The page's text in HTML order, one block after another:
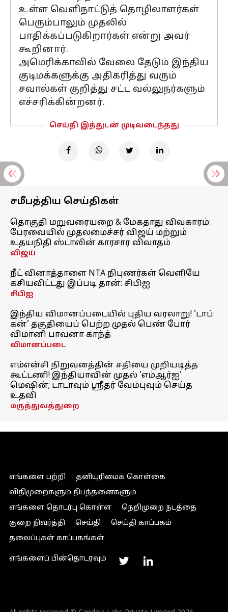
உள்ள வெளிநாட்டுத் தொழிலாளர்கள்
பெரும்பாலும் முதலில்
பாதிக்கப்படுகிறார்கள் என்று அவர்
கூறினார்.
அமெரிக்காவில் வேலை தேடும் இந்திய
குடிமக்களுக்கு அதிகரித்து வரும்
சவால்கள் குறித்து சட்ட வல்லுநர்களும்
எச்சரிக்கின்றனர்.
செய்தி இத்துடன் முடிவடைந்தது
சமீபத்திய செய்திகள்
தொகுதி மறுவரையறை & மேகதாது விவகாரம்:
பேரவையில் முதலமைச்சர் விஜய் மற்றும்
உதயநிதி ஸ்டாலின் காரசார விவாதம்
விஜய்
நீட் வினாத்தாளை NTA நிபுணர்கள் வெளியே
கசியவிட்டது இப்படி தான்: சிபிஐ
சிபிஐ
இந்திய விமானப்படையில் புதிய வரலாறு! 'டாப்
கன்' தகுதியைப் பெற்ற முதல் பெண் போர்
விமானி பாவனா காந்த்
விமானப்படை
எம்என்சி நிறுவனத்தின் சதியை முறியடித்த
கூட்டணி! இந்தியாவின் முதல் 'எம்ஆர்ஐ'
மெஷின்; டாடாவும் ஸ்ரீதர் வேம்புவும் செய்த
உதவி
மருத்துவத்துறை
எங்களை பற்றி
தனியுரிமைக் கொள்கை
விதிமுறைகளும் நிபந்தனைகளும்
எங்களை தொடர்பு கொள்ள
நெறிமுறை நடத்தை
குறை நிவர்த்தி
செய்தி
செய்தி காப்பகம்
தலைப்புகள் காப்பகங்கள்
எங்களைப் பின்தொடரவும்